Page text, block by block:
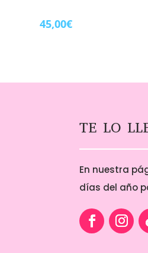
45,00€
TE LO
En nuestra
días del año